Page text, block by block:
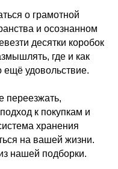
о грамотной
и осознанном
десятки коробок
где и как
ещё удовольствие.
переезжать,
к покупкам и
хранения
на вашей жизни.
нашей подборки.